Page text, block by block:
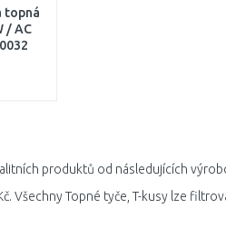
topná
/ AC
produktů od následujících
Všechny Topné tyče, T-kusy lze